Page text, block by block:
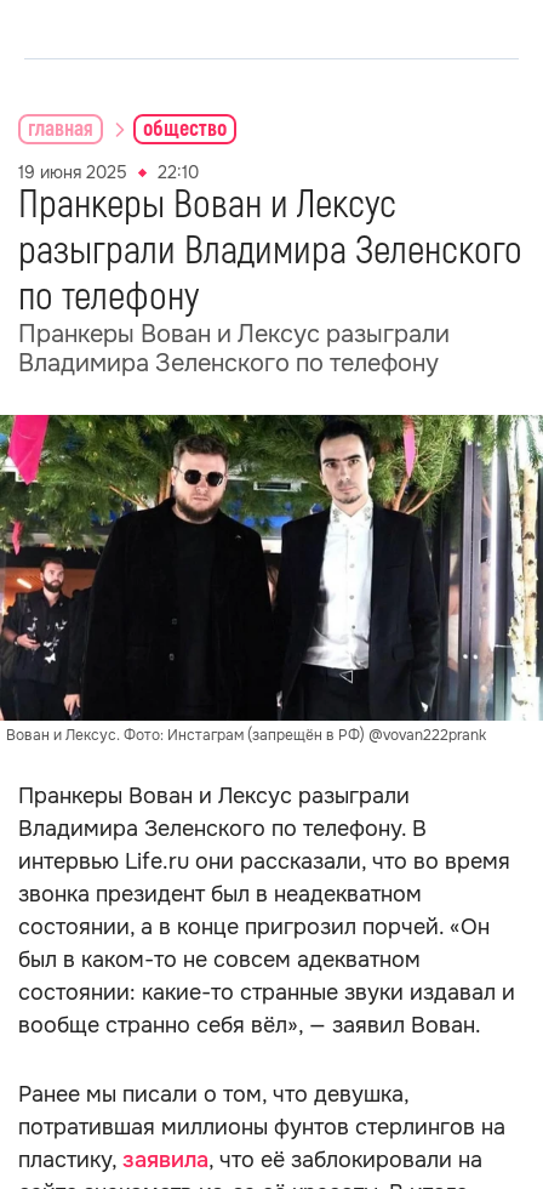
главная общество
19 июня 2025 22:10
Пранкеры Вован и Лексус
разыграли Владимира Зеленского
по телефону
Пранкеры Вован и Лексус разыграли
Владимира Зеленского по телефону
Вован и Лексус. Фото: Инстаграм (запрещён в РФ) @vovan222prank
Пранкеры Вован и Лексус разыграли
Владимира Зеленского по телефону. В
интервью Life.ru они рассказали, что во время
звонка президент был в неадекватном
состоянии, а в конце пригрозил порчей. «Он
был в каком-то не совсем адекватном
состоянии: какие-то странные звуки издавал и
вообще странно себя вёл», — заявил Вован.
Ранее мы писали о том, что девушка,
потратившая миллионы фунтов стерлингов на
пластику, заявила, что её заблокировали на